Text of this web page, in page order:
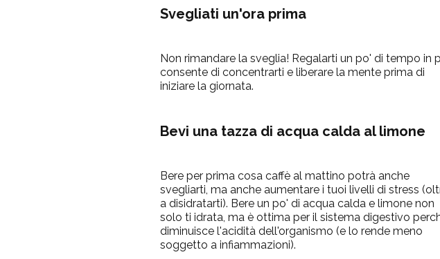
Svegliati un'ora prima
Non rimandare la sveglia! Regalarti un po' di tempo in
consente di concentrarti e liberare la mente prima di
iniziare la giornata.
Bevi una tazza di acqua calda al limone
Bere per prima cosa caffè al mattino potrà anche
svegliarti, ma anche aumentare i tuoi livelli di stress
a disidratarti). Bere un po' di acqua calda e limone non
solo ti idrata, ma è ottima per il sistema digestivo
diminuisce l'acidità dell'organismo (e lo rende meno
soggetto a infiammazioni).